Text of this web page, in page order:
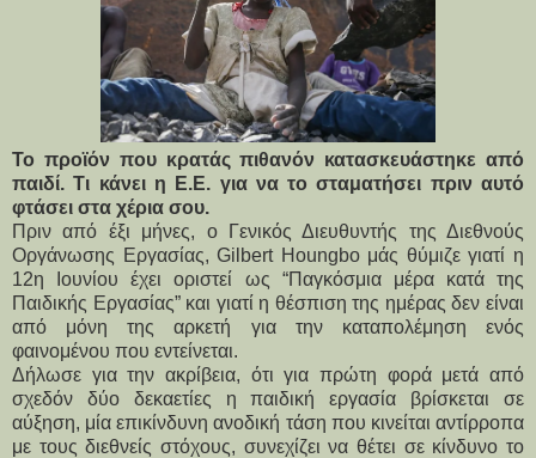
Το προϊόν που κρατάς πιθανόν κατασκευάστηκε από
παιδί. Τι κάνει η Ε.Ε. για να το σταματήσει πριν αυτό
φτάσει στα χέρια σου.
Πριν από έξι μήνες, ο Γενικός Διευθυντής της Διεθνούς
Οργάνωσης Εργασίας, Gilbert Houngbo μάς θύμιζε γιατί η
12η Ιουνίου έχει οριστεί ως “Παγκόσμια μέρα κατά της
Παιδικής Εργασίας” και γιατί η θέσπιση της ημέρας δεν είναι
από μόνη της αρκετή για την καταπολέμηση ενός
φαινομένου που εντείνεται.
Δήλωσε για την ακρίβεια, ότι για πρώτη φορά μετά από
σχεδόν δύο δεκαετίες η παιδική εργασία βρίσκεται σε
αύξηση, μία επικίνδυνη ανοδική τάση που κινείται αντίρροπα
με τους διεθνείς στόχους, συνεχίζει να θέτει σε κίνδυνο το